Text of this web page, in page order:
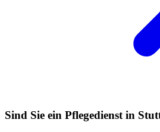
Sind Sie ein Pflegedienst in